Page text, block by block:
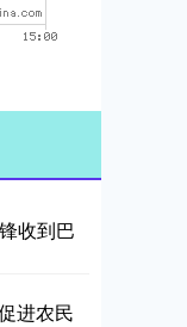
收到巴
进农民